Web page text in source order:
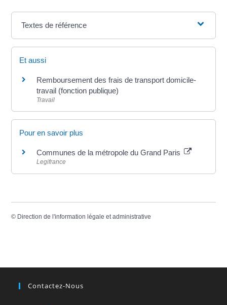
Textes de référence
Et aussi
Remboursement des frais de transport domicile-
travail (fonction publique)
Travail
Pour en savoir plus
Communes de la métropole du Grand Paris
Legifrance
© Direction de l'information légale et administrative
Contactez-Nous